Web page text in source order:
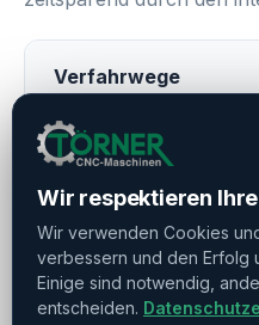
Verfahrwege
Palettenwechsler
Frässpindel
NC-Rundtisch
Wir respektieren
Wir verwenden Cookies
verbessern und den Erfolg
Einige sind notwendig,
entscheiden.